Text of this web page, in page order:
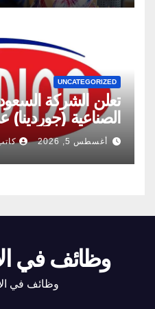
UNCATEGORIZED
تعلن الشركة
الصناعية
من الشواغر
أغسطس 5, 2026
وظائف في
وظائف في